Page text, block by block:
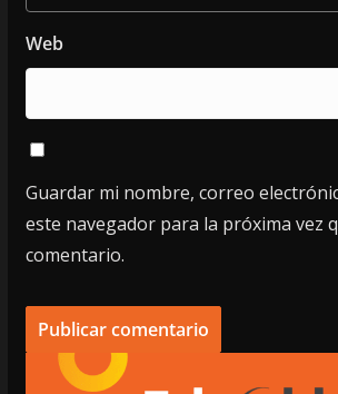
Web
Guardar mi nombre, correo
este navegador para la próxima vez
comentario.